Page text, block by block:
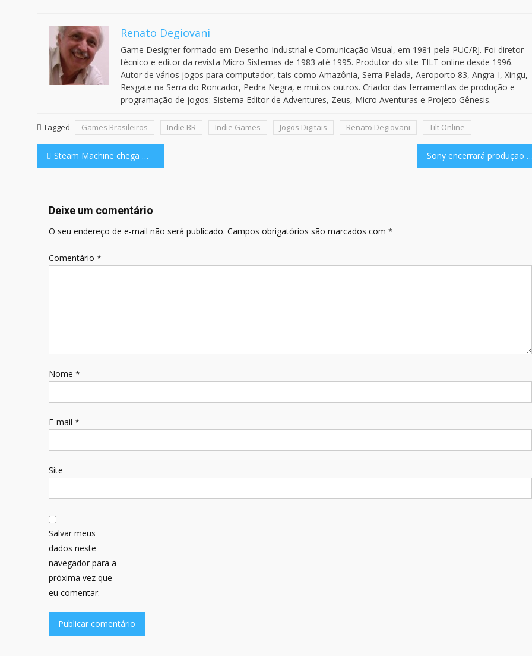
Renato Degiovani
Game Designer formado em Desenho Industrial e Comunicação Visual, em 1981 pela PUC/RJ. Foi diretor
técnico e editor da revista Micro Sistemas de 1983 até 1995. Produtor do site TILT online desde 1996.
Autor de vários jogos para computador, tais como Amazônia, Serra Pelada, Aeroporto 83, Angra-I, Xingu,
Resgate na Serra do Roncador, Pedra Negra, e muitos outros. Criador das ferramentas de produção e
programação de jogos: Sistema Editor de Adventures, Zeus, Micro Aventuras e Projeto Gênesis.
Tagged Games Brasileiros Indie BR Indie Games Jogos Digitais Renato Degiovani Tilt Online
Navegação
Post
Steam Machine chega mais cara que o previsto, e estoque limitado preocupa jogadores Sony encerrará produção de mídias
Deixe um comentário
O seu endereço de e-mail não será publicado. Campos obrigatórios são marcados com *
Comentário *
Nome *
E-mail *
Site
Salvar meus
dados neste
navegador para a
próxima vez que
eu comentar.